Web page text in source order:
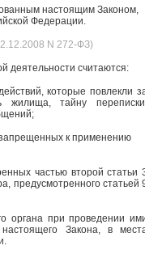
настоящим Законом,
Федерации.
N 272-ФЗ)
деятельности считаются:
которые повлекли
жилища, тайну
к применению
частью второй статьи
предусмотренного статьей
органа при проведении
Закона, в